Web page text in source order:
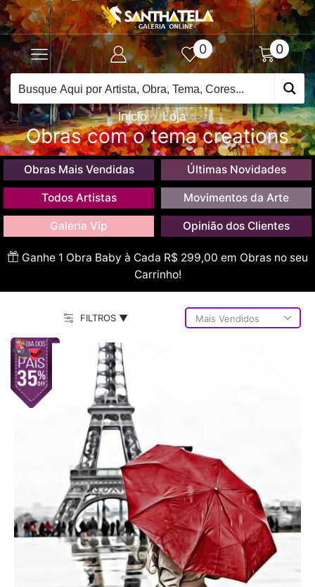
0 0
Início Loja
Obras com o tema creations
Obras Mais Vendidas Últimas Novidades
Todos Artistas Movimentos da Arte
Galeria Vip Opinião dos Clientes
Ganhe 1 Obra Baby à Cada R$ 299,00 em Obras no seu
Carrinho!
FILTROS ▼